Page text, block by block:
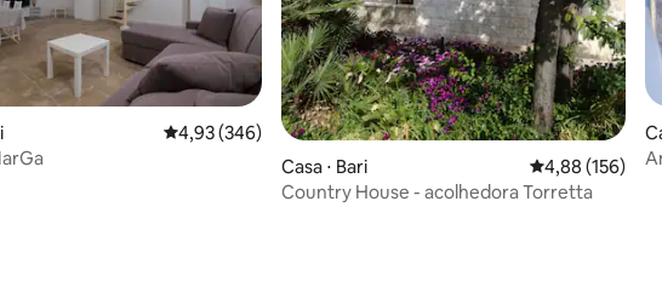
4,93 de uma avaliação média de 5, 346 avaliações
4,93 (346)
Casa ⋅ Bari 4,88 de uma
4,88 (156)
Country House - acolhedora Torretta